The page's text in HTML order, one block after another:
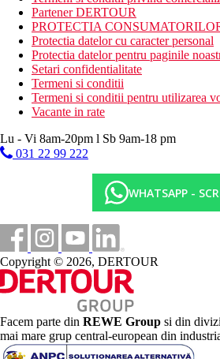
Hotelul ofera un restaurant cu
insotit de o gama larga de vinuri.
Categoria oficiala
4 stele
Distanţe
2,1 km
Centru turistic
Distanta de cel mai apropiat aeroport
Restaurant
Galerie foto
Partener DERTOUR
PROTECTIA
Protectia datelor cu caracter personal
Protectia datelor pentru paginile
Setari confidentialitate
Termeni si conditii
Termeni si conditii pentru utilizarea
Vacante in rate
Lu - Vi 8am-20pm l Sb 9am-18 pm
031 22 99 222
WHATSAPP -
Copyright © 2026, DERTOUR
Facem parte din REWE Group si din
mai mare grup central-european din